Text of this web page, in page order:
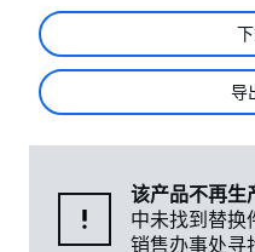
导
该产品不再生
中未找到替换
销售办事处寻